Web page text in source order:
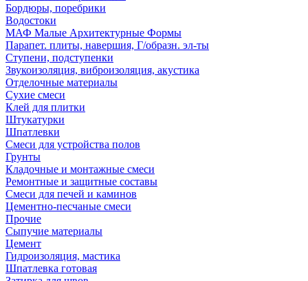
Бордюры, поребрики
Водостоки
МАФ Малые Архитектурные Формы
Парапет. плиты, навершия, Г/образн. эл-ты
Ступени, подступенки
Звукоизоляция, виброизоляция, акустика
Отделочные материалы
Сухие смеси
Клей для плитки
Штукатурки
Шпатлевки
Смеси для устройства полов
Грунты
Кладочные и монтажные смеси
Ремонтные и защитные составы
Смеси для печей и каминов
Цементно-песчаные смеси
Прочие
Сыпучие материалы
Цемент
Гидроизоляция, мастика
Шпатлевка готовая